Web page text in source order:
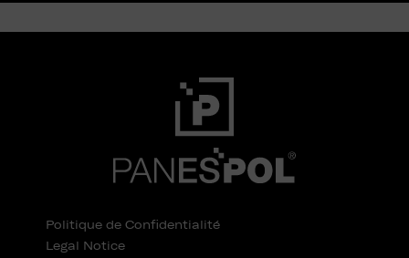
Politique de Confidentialité
Legal Notice